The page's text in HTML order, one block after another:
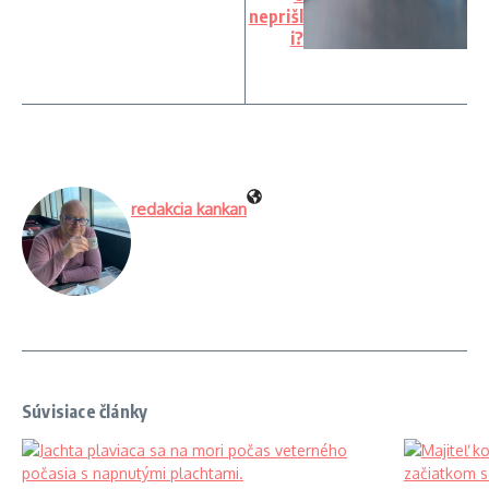
neprišl
i?
redakcia kankan
Súvisiace články